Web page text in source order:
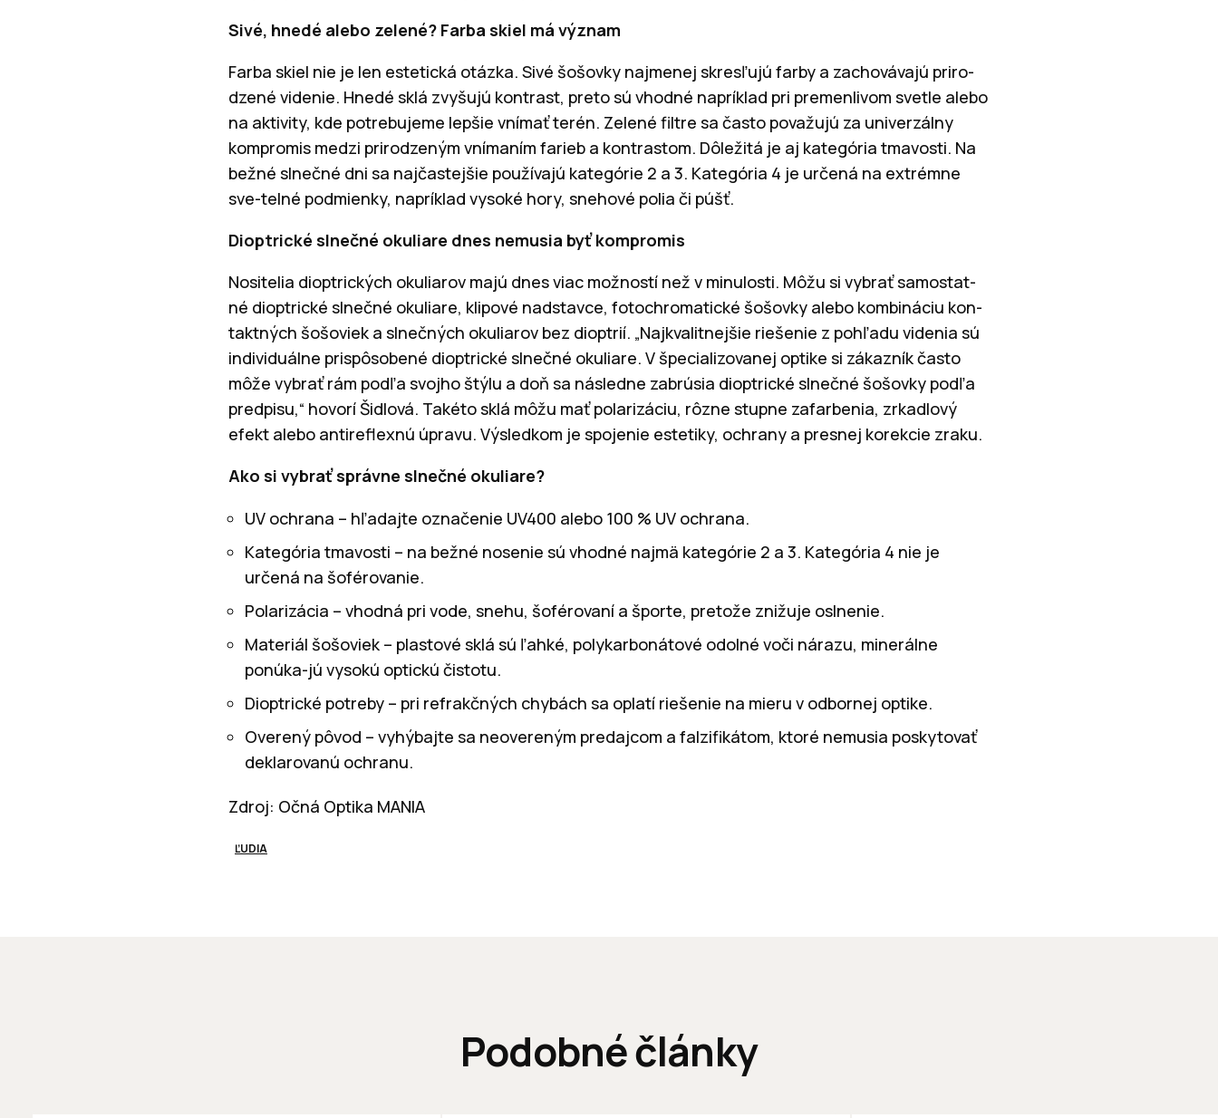
Sivé, hnedé alebo zelené? Farba skiel má význam
Farba skiel nie je len estetická otázka. Sivé šošovky najmenej skresľujú farby a zachovávajú priro-
dzené videnie. Hnedé sklá zvyšujú kontrast, preto sú vhodné napríklad pri premenlivom svetle alebo
na aktivity, kde potrebujeme lepšie vnímať terén. Zelené filtre sa často považujú za univerzálny
kompromis medzi prirodzeným vnímaním farieb a kontrastom. Dôležitá je aj kategória tmavosti. Na
bežné slnečné dni sa najčastejšie používajú kategórie 2 a 3. Kategória 4 je určená na extrémne
sve-telné podmienky, napríklad vysoké hory, snehové polia či púšť.
Dioptrické slnečné okuliare dnes nemusia byť kompromis
Nositelia dioptrických okuliarov majú dnes viac možností než v minulosti. Môžu si vybrať samostat-
né dioptrické slnečné okuliare, klipové nadstavce, fotochromatické šošovky alebo kombináciu kon-
taktných šošoviek a slnečných okuliarov bez dioptrií. „Najkvalitnejšie riešenie z pohľadu videnia sú
individuálne prispôsobené dioptrické slnečné okuliare. V špecializovanej optike si zákazník často
môže vybrať rám podľa svojho štýlu a doň sa následne zabrúsia dioptrické slnečné šošovky podľa
predpisu,“ hovorí Šidlová. Takéto sklá môžu mať polarizáciu, rôzne stupne zafarbenia, zrkadlový
efekt alebo antireflexnú úpravu. Výsledkom je spojenie estetiky, ochrany a presnej korekcie zraku.
Ako si vybrať správne slnečné okuliare?
UV ochrana – hľadajte označenie UV400 alebo 100 % UV ochrana.
Kategória tmavosti – na bežné nosenie sú vhodné najmä kategórie 2 a 3. Kategória 4 nie je
určená na šoférovanie.
Polarizácia – vhodná pri vode, snehu, šoférovaní a športe, pretože znižuje oslnenie.
Materiál šošoviek – plastové sklá sú ľahké, polykarbonátové odolné voči nárazu, minerálne
ponúka-jú vysokú optickú čistotu.
Dioptrické potreby – pri refrakčných chybách sa oplatí riešenie na mieru v odbornej optike.
Overený pôvod – vyhýbajte sa neovereným predajcom a falzifikátom, ktoré nemusia poskytovať
deklarovanú ochranu.
Zdroj: Očná Optika MANIA
ĽUDIA
Podobné články